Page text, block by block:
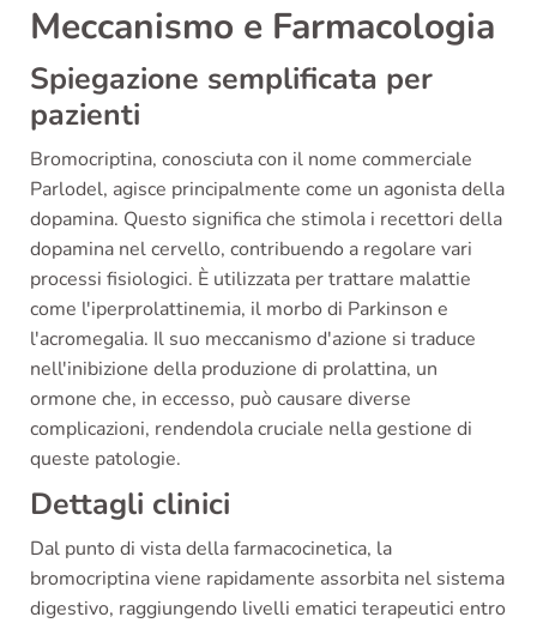
Meccanismo e Farmacologia
Spiegazione semplificata per
pazienti
Bromocriptina, conosciuta con il nome commerciale
Parlodel, agisce principalmente come un agonista della
dopamina. Questo significa che stimola i recettori della
dopamina nel cervello, contribuendo a regolare vari
processi fisiologici. È utilizzata per trattare malattie
come l'iperprolattinemia, il morbo di Parkinson e
l'acromegalia. Il suo meccanismo d'azione si traduce
nell'inibizione della produzione di prolattina, un
ormone che, in eccesso, può causare diverse
complicazioni, rendendola cruciale nella gestione di
queste patologie.
Dettagli clinici
Dal punto di vista della farmacocinetica, la
bromocriptina viene rapidamente assorbita nel sistema
digestivo, raggiungendo livelli ematici terapeutici entro